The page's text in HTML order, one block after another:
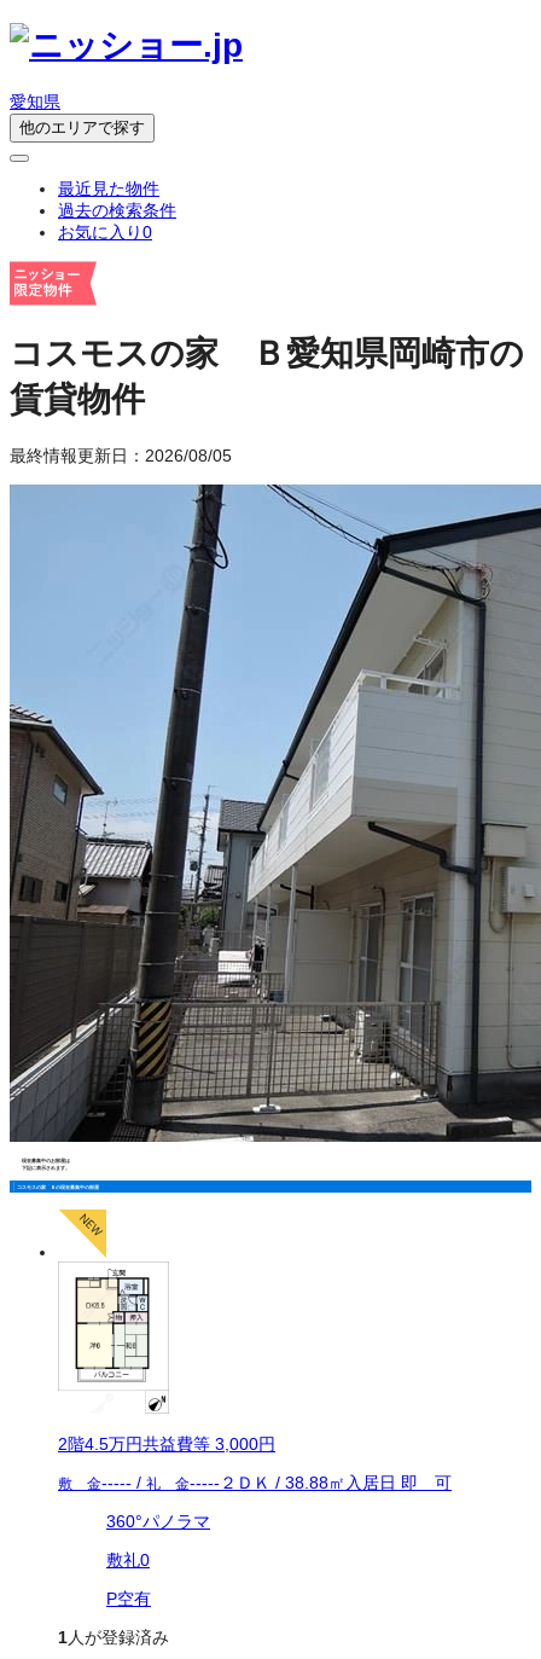
愛知県
他のエリアで探す
最近見た物件
過去の検索条件
お気に入り0
コスモスの家 Ｂ 愛知県岡崎市の
賃貸物件
最終情報更新日：2026/08/05
現在募集中のお部屋は
下記に表示されます。
コスモスの家 Ｂの現在募集中の部屋
2階4.5万円共益費等 3,000円
敷 金----- / 礼 金----- ２ＤＫ / 38.88㎡ 入居日 即 可
360°パノラマ
敷礼0
P空有
1人が登録済み